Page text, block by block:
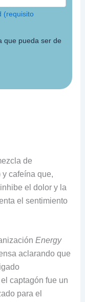
(requisito
que pueda ser de
de
cafeína que,
el dolor y la
el sentimiento
Energy
aclarando que
captagón fue un
para el